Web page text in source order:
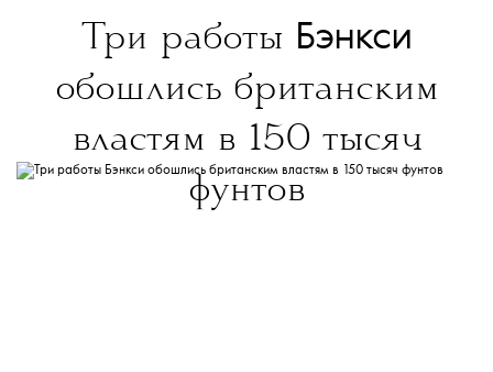
Три работы Бэнкси
обошлись британским
властям в 150 тысяч
фунтов